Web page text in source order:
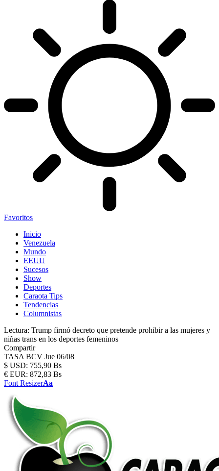
Favoritos
Inicio
Venezuela
Mundo
EEUU
Sucesos
Show
Deportes
Caraota Tips
Tendencias
Columnistas
Lectura: Trump firmó decreto que pretende prohibir a las mujeres y
niñas trans en los deportes femeninos
Compartir
TASA BCV Jue 06/08
$ USD: 755,90 Bs
€ EUR: 872,83 Bs
Font ResizerAa